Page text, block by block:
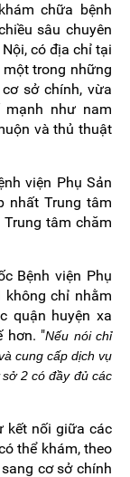
chữa bệnh
sâu chuyên
có địa chỉ tại
một trong những
sở chính, vừa
mạnh như nam
và thủ thuật
viện Phụ Sản
nhất Trung tâm
tâm chăm
Bệnh viện Phụ
không chỉ nhằm
quận huyện xa
hơn. "Nếu nói chỉ
cung cấp dịch vụ
2 có đầy đủ các
kết nối giữa các
thể khám, theo
cơ sở chính